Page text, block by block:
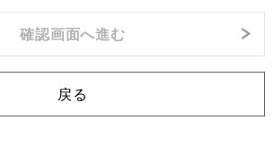
戻る